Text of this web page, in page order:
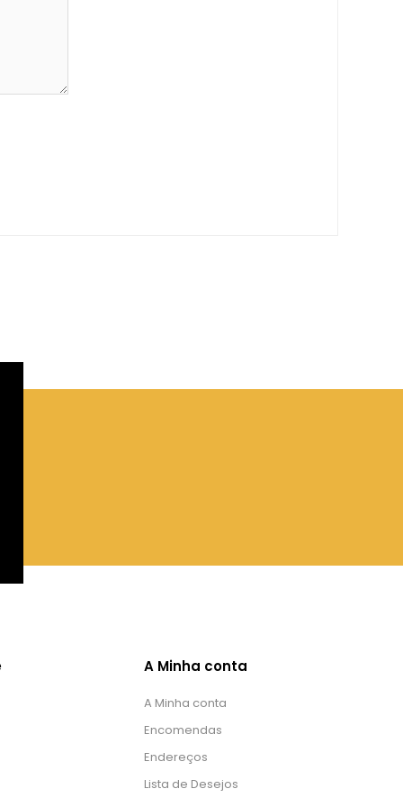
A Minha conta
A Minha conta
Encomendas
Endereços
Lista de Desejos